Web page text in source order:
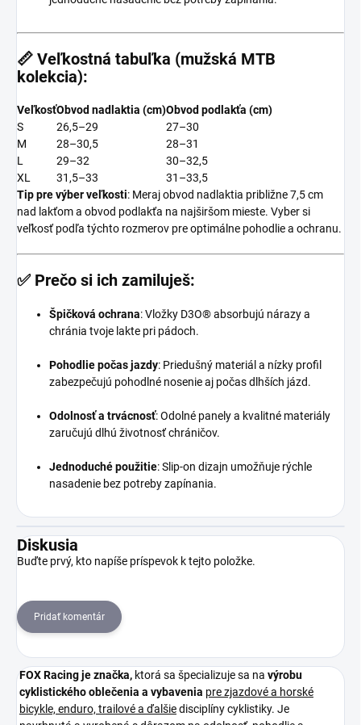
📏 Veľkostná tabuľka (mužská MTB
kolekcia):
VeľkosťObvod nadlaktia (cm)Obvod podlakťa (cm)
S
26,5–29
27–30
M
28–30,5
28–31
L
29–32
30–32,5
XL
31,5–33
31–33,5
Tip pre výber veľkosti: Meraj obvod nadlaktia približne 7,5 cm
nad lakťom a obvod podlakťa na najširšom mieste. Vyber si
veľkosť podľa týchto rozmerov pre optimálne pohodlie a ochranu.
✅ Prečo si ich zamiluješ:
Špičková ochrana:Vložky D3O® absorbujú nárazy a
chránia tvoje lakte pri pádoch.
Pohodlie počas jazdy: Priedušný materiál a nízky profil
zabezpečujú pohodlné nosenie aj počas dlhších jázd.
Odolnosť a trvácnosť:Odolné panely a kvalitné materiály
zaručujú dlhú životnosť chráničov.
Jednoduché použitie:Slip-on dizajn umožňuje rýchle
nasadenie bez potreby zapínania.
Diskusia
Buďte prvý, kto napíše príspevok k tejto položke.
Pridať komentár
FOX Racing jeznačka, ktorá sa špecializuje sa na výrobu
cyklistického oblečenia a vybavenia pre zjazdové a horské
bicykle, enduro, trailové a ďalšiedisciplíny cyklistiky. Je